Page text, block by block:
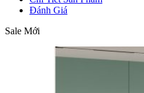
Đánh Giá
Sale Mới